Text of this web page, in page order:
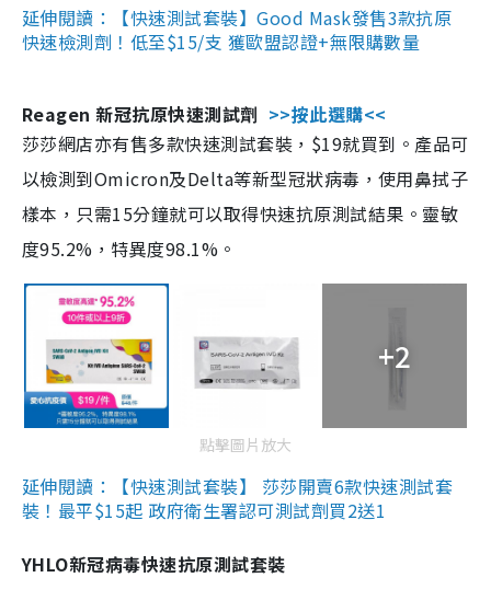
延伸閱讀：【快速測試套裝】Good Mask發售3款抗原
快速檢測劑！低至$15/支 獲歐盟認證+無限購數量
Reagen 新冠抗原快速測試劑 >>按此選購<<
莎莎網店亦有售多款快速測試套裝，$19就買到。產品可
以檢測到Omicron及Delta等新型冠狀病毒，使用鼻拭子
樣本，只需15分鐘就可以取得快速抗原測試結果。靈敏
度95.2%，特異度98.1%。
+2
點擊圖片放大
延伸閱讀：【快速測試套裝】 莎莎開賣6款快速測試套
裝！最平$15起 政府衛生署認可測試劑買2送1
YHLO新冠病毒快速抗原測試套裝